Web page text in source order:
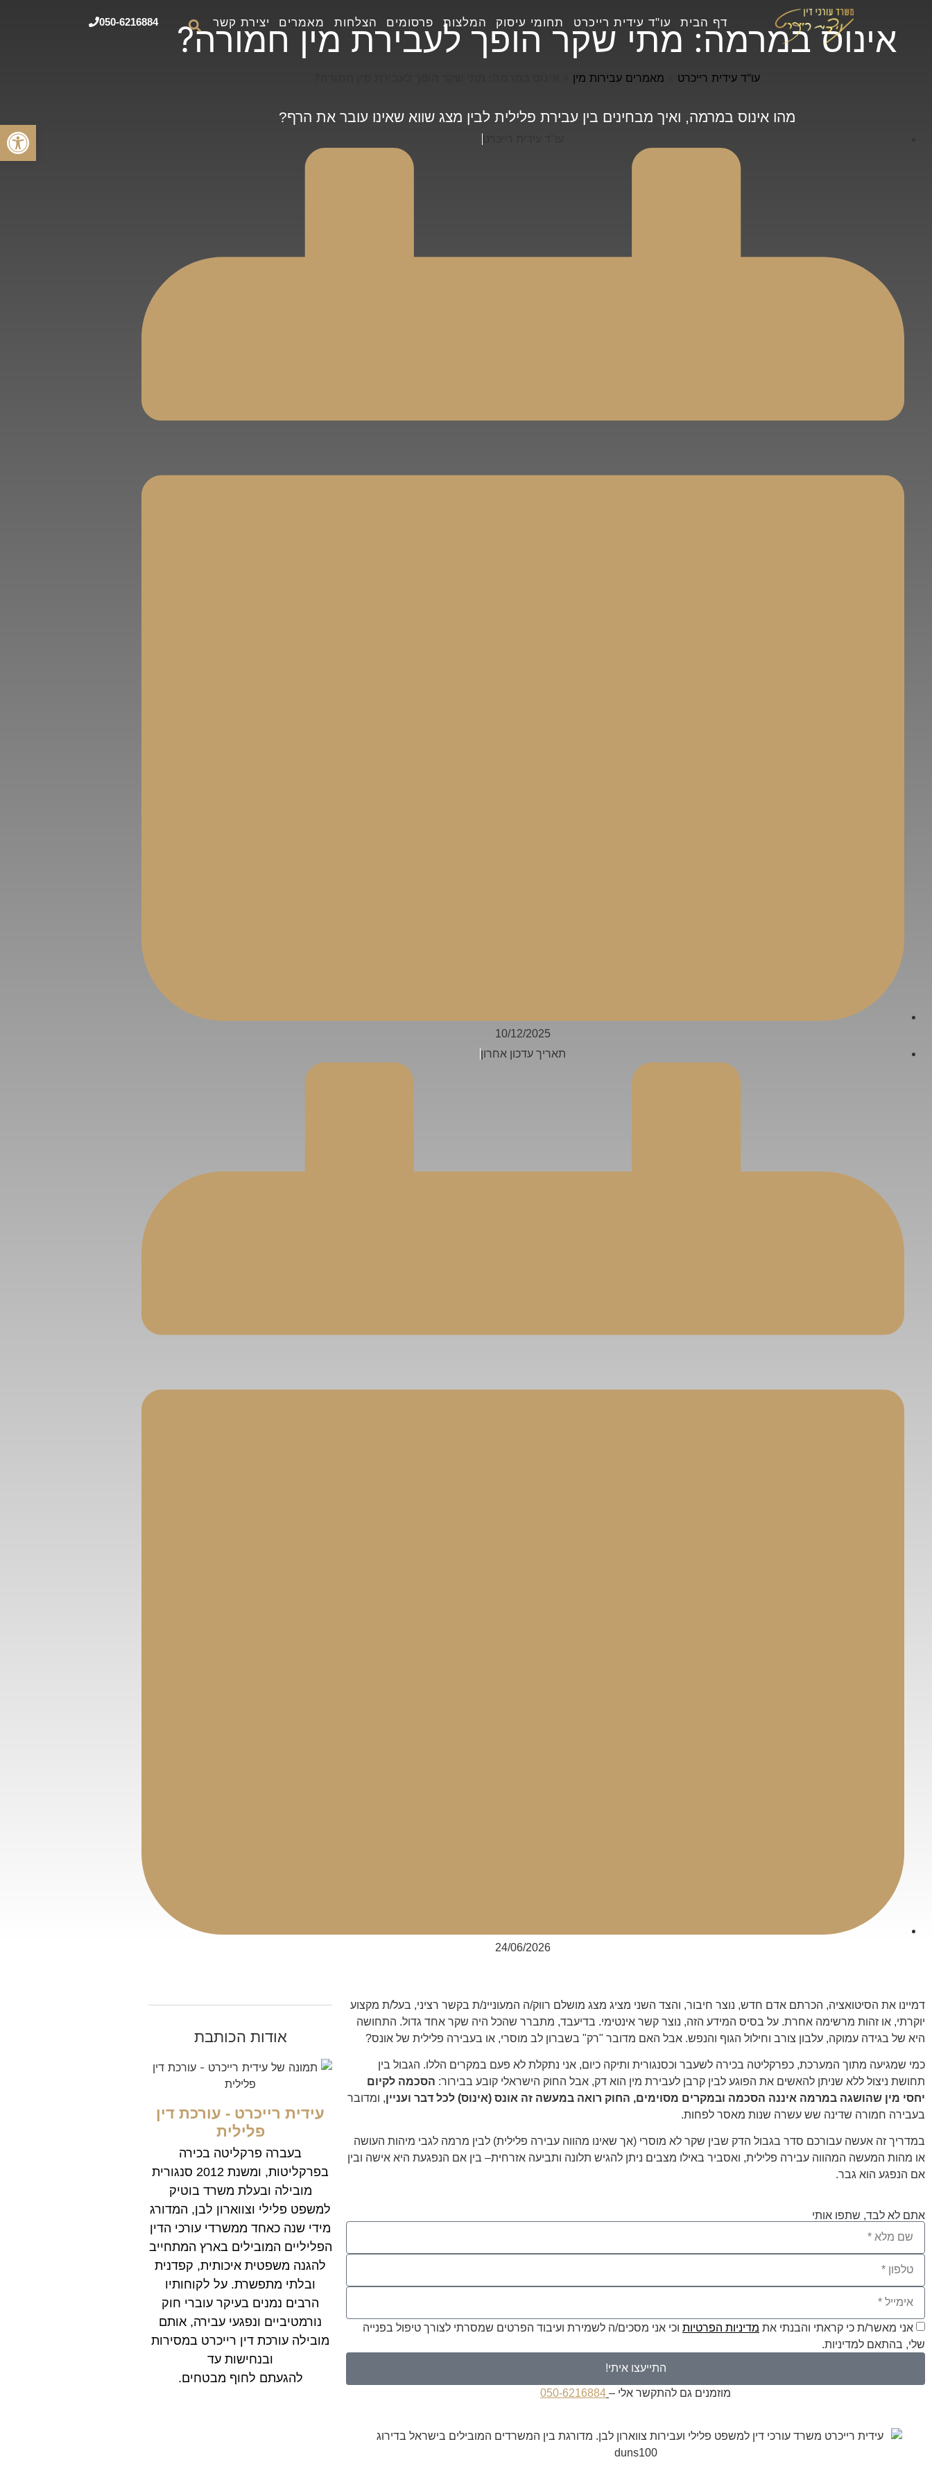
דף הבית עו"ד עידית רייכרט תחומי עיסוק המלצות פרסומים הצלחות מאמרים יצירת קשר 050-6216884 אינוס במרמה: מתי שקר הופך לעבירת מין חמורה?
עו"ד עידית רייכרט מאמרים עבירות מין
מהו אינוס במרמה, ואיך מבחינים בין עבירת פלילית לבין מצג שווא שאינו עובר את הרף?
10/12/2025
תאריך עדכון אחרון
24/06/2026
דמיינו את הסיטואציה, הכרתם אדם חדש, נוצר חיבור, והצד השני מציג מצג מושלם רווק/ה המעוניינ/ת בקשר רציני, בעל/ת מקצוע
יוקרתי, או זהות מרשימה אחרת. על בסיס המידע הזה, נוצר קשר אינטימי. בדיעבד, מתברר שהכל היה שקר אחד גדול. התחושה
היא של בגידה עמוקה, עלבון צורב וחילול הגוף והנפש. אבל האם מדובר "רק" בשברון לב מוסרי, או בעבירה פלילית של אונס?
כמי שמגיעה מתוך המערכת, כפרקליטה בכירה לשעבר וכסנגורית ותיקה כיום, אני נתקלת לא פעם במקרים הללו. הגבול בין
תחושת ניצול ללא שניתן להאשים את הפוגע לבין קרבן לעבירת מין הוא דק, אבל החוק הישראלי קובע בבירור: הסכמה לקיום
יחסי מין שהושגה במרמה איננה הסכמה ובמקרים מסוימים, החוק רואה במעשה זה אונס (אינוס) לכל דבר ועניין, ומדובר
בעבירה חמורה שדינה שש עשרה שנות מאסר לפחות.
במדריך זה אעשה עבורכם סדר בגבול הדק שבין שקר לא מוסרי (אך שאינו מהווה עבירה פלילית) לבין מרמה לגבי מיהות העושה
או מהות המעשה המהווה עבירה פלילית, ואסביר באילו מצבים ניתן להגיש תלונה ותביעה אזרחית– בין אם הנפגעת היא אישה ובין
אם הנפגע הוא גבר.
אתם לא לבד, שתפו אותי ​
אני מאשר/ת כי קראתי והבנתי את מדיניות הפרטיות וכי אני מסכים/ה לשמירת ועיבוד הפרטים שמסרתי לצורך טיפול בפנייה
שלי, בהתאם למדיניות.
התייעצו איתי!
מוזמנים גם להתקשר אלי – 050-6216884
אודות הכותבת
עידית רייכרט - עורכת דין
פלילית
בעברה פרקליטה בכירה
בפרקליטות, ומשנת 2012 סנגורית
מובילה ובעלת משרד בוטיק
למשפט פלילי וצווארון לבן, המדורג
מידי שנה כאחד ממשרדי עורכי הדין
הפליליים המובילים בארץ המתחייב
להגנה משפטית איכותית, קפדנית
ובלתי מתפשרת. על לקוחותיו
הרבים נמנים בעיקר עוברי חוק
נורמטיביים ונפגעי עבירה, אותם
מובילה עורכת דין רייכרט במסירות
ובנחישות עד
להגעתם לחוף מבטחים.
פתח